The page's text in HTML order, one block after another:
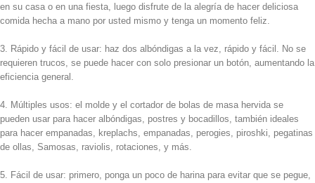
en su casa o en una fiesta, luego disfrute de la alegría de hacer deliciosa
comida hecha a mano por usted mismo y tenga un momento feliz.
3. Rápido y fácil de usar: haz dos albóndigas a la vez, rápido y fácil. No se
requieren trucos, se puede hacer con solo presionar un botón, aumentando la
eficiencia general.
4. Múltiples usos: el molde y el cortador de bolas de masa hervida se
pueden usar para hacer albóndigas, postres y bocadillos, también ideales
para hacer empanadas, kreplachs, empanadas, perogies, piroshki, pegatinas
de ollas, Samosas, raviolis, rotaciones, y más.
5. Fácil de usar: primero, ponga un poco de harina para evitar que se pegue,